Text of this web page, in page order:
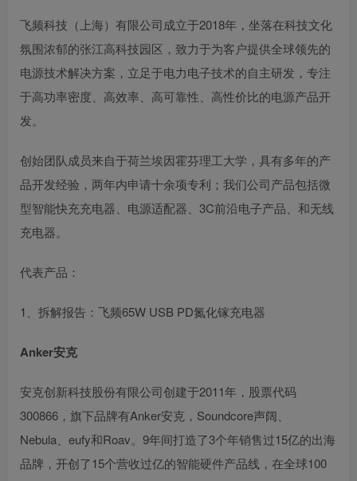
飞频科技（上海）有限公司成立于2018年，坐落在科技文化
氛围浓郁的张江高科技园区，致力于为客户提供全球领先的
电源技术解决方案，立足于电力电子技术的自主研发，专注
于高功率密度、高效率、高可靠性、高性价比的电源产品开
发。
创始团队成员来自于荷兰埃因霍芬理工大学，具有多年的产
品开发经验，两年内申请十余项专利；我们公司产品包括微
型智能快充充电器、电源适配器、3C前沿电子产品、和无线
充电器。
代表产品：
1、拆解报告：飞频65W USB PD氮化镓充电器
Anker安克
安克创新科技股份有限公司创建于2011年，股票代码
300866，旗下品牌有Anker安克，Soundcore声阔、
Nebula、eufy和Roav。9年间打造了3个年销售过15亿的出海
品牌，开创了15个营收过亿的智能硬件产品线，在全球100